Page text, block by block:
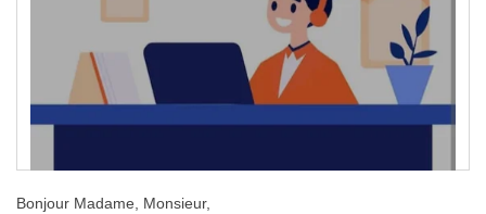
Bonjour Madame, Monsieur,